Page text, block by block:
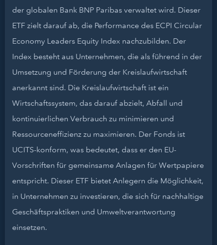
der globalen Bank BNP Paribas verwaltet wird. Dieser
ETF zielt darauf ab, die Performance des ECPI Circular
Economy Leaders Equity Index nachzubilden. Der
Index besteht aus Unternehmen, die als führend in der
Umsetzung und Förderung der Kreislaufwirtschaft
anerkannt sind. Die Kreislaufwirtschaft ist ein
Wirtschaftssystem, das darauf abzielt, Abfall und
kontinuierlichen Verbrauch zu minimieren und
Ressourceneffizienz zu maximieren. Der Fonds ist
UCITS-konform, was bedeutet, dass er den EU-
Vorschriften für gemeinsame Anlagen für Wertpapiere
entspricht. Dieser ETF bietet Anlegern die Möglichkeit,
in Unternehmen zu investieren, die sich für nachhaltige
Geschäftspraktiken und Umweltverantwortung
einsetzen.